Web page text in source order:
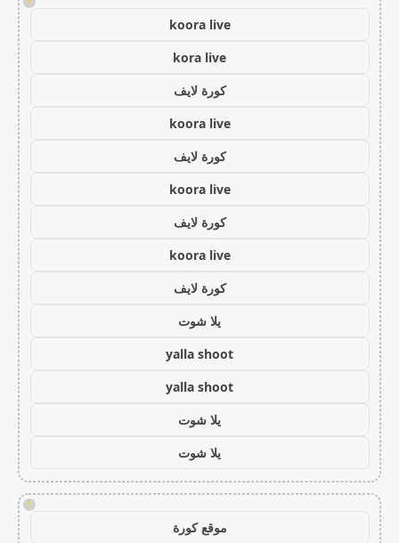
koora live
kora live
كورة لايف
koora live
كورة لايف
koora live
كورة لايف
koora live
كورة لايف
يلا شوت
yalla shoot
yalla shoot
يلا شوت
يلا شوت
!
موقع كورة